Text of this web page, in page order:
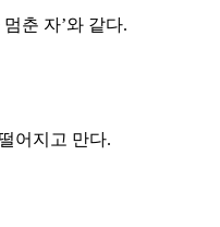
춘 자’와 같다.
어지고 만다.